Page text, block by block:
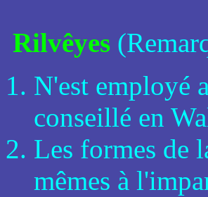
Rilvêyes
N'est employé
conseillé en
Les formes de
mêmes à